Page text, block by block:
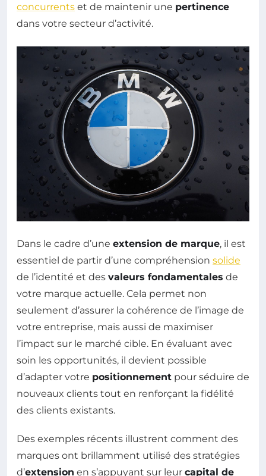
concurrents et de maintenir une pertinence
dans votre secteur d’activité.
Dans le cadre d’une extension de marque, il est
essentiel de partir d’une compréhension solide
de l’identité et des valeurs fondamentales de
votre marque actuelle. Cela permet non
seulement d’assurer la cohérence de l’image de
votre entreprise, mais aussi de maximiser
l’impact sur le marché cible. En évaluant avec
soin les opportunités, il devient possible
d’adapter votre positionnement pour séduire de
nouveaux clients tout en renforçant la fidélité
des clients existants.
Des exemples récents illustrent comment des
marques ont brillamment utilisé des stratégies
d’extension en s’appuyant sur leur capital de